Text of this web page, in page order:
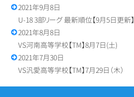
2021年9月8日
U-18 3部リーグ 最新順位【9月5日更新】
2021年8月8日
VS河南高等学校【TM】8月7日(土)
2021年7月30日
VS汎愛高等学校【TM】7月29日（木）